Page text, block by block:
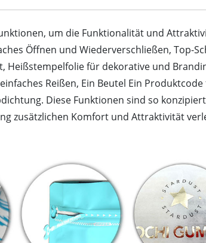
um die Funktionalität und
Öffnen und Wiederverschließen, Top-
Heißstempelfolie für dekorative und
Reißen, Ein Beutel Ein
Diese Funktionen sind so
zusätzlichen Komfort und Attraktivität